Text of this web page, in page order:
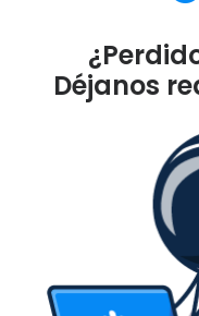
Déjanos